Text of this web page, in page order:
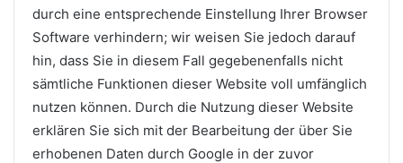
durch eine entsprechende Einstellung Ihrer Browser
Software verhindern; wir weisen Sie jedoch darauf
hin, dass Sie in diesem Fall gegebenenfalls nicht
sämtliche Funktionen dieser Website voll umfänglich
nutzen können. Durch die Nutzung dieser Website
erklären Sie sich mit der Bearbeitung der über Sie
erhobenen Daten durch Google in der zuvor